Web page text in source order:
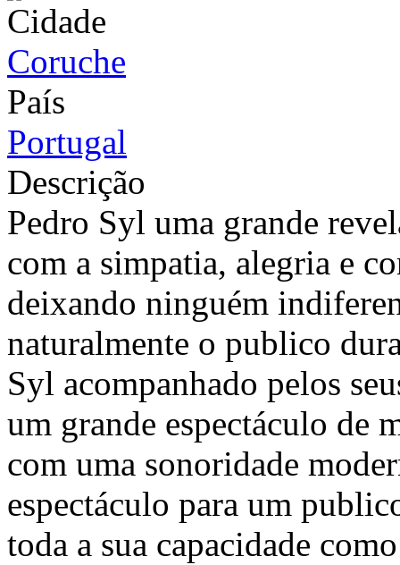
Cidade
Coruche
País
Portugal
Descrição
Pedro Syl uma grande
com a simpatia, alegria e
deixando ninguém
naturalmente o publico
Syl acompanhado pelos
um grande espectáculo de
com uma sonoridade
espectáculo para um
toda a sua capacidade